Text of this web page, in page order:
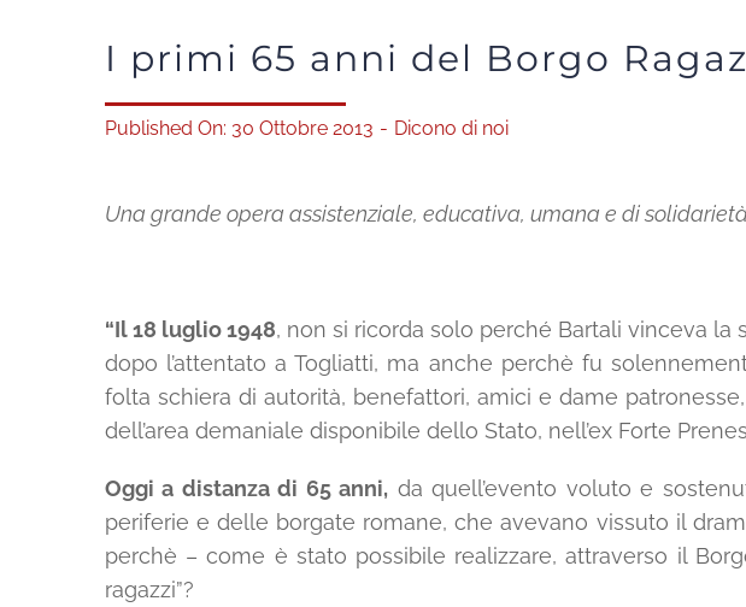
I primi 65 anni del Borgo
Published On: 30 Ottobre 2013 - Dicono di noi
Una grande opera assistenziale, educativa, umana e di solidarietà
“Il 18 luglio 1948, non si ricorda solo perché Bartali vinceva la
dopo l’attentato a Togliatti, ma anche perchè fu
folta schiera di autorità, benefattori, amici e dame
dell’area demaniale disponibile dello Stato, nell’ex Forte
Oggi a distanza di 65 anni, da quell’evento voluto e
periferie e delle borgate romane, che avevano vissuto il
perchè – come è stato possibile realizzare, attraverso il
ragazzi”?